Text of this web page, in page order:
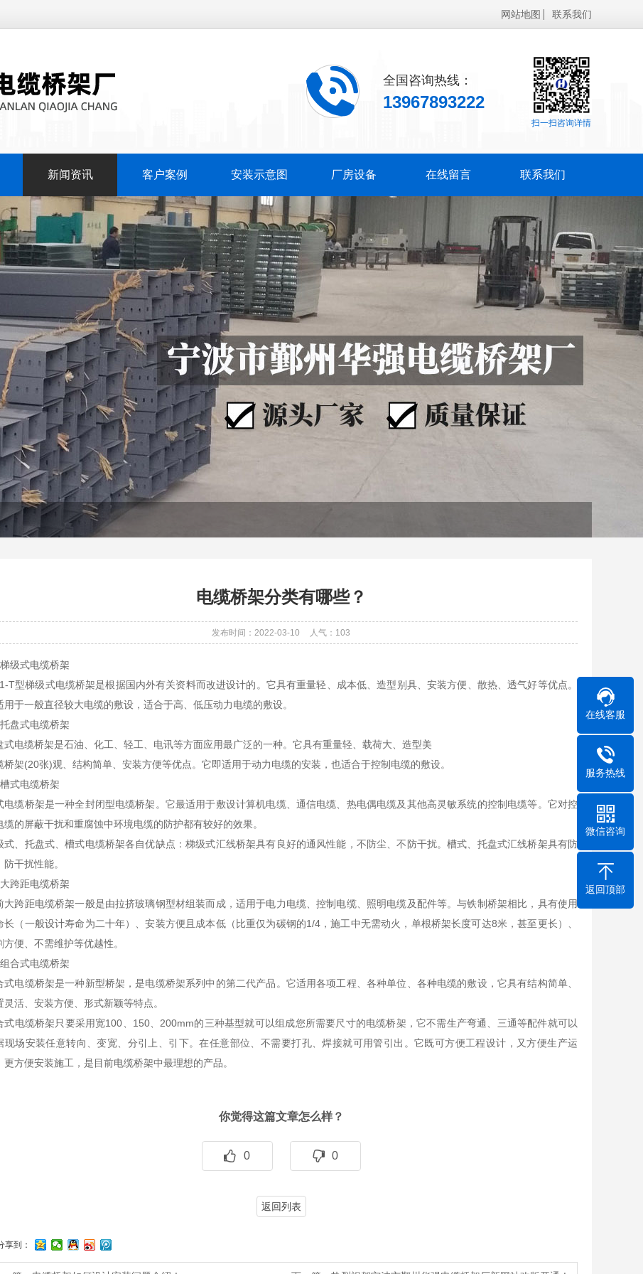
网站地图 联系我们
扫一扫咨询详情
全国咨询热线：
13967893222
新闻资讯 客户案例 安装示意图 厂房设备 在线留言 联系我们
电缆桥架分类有哪些？
发布时间：2022-03-10 人气： 103
级式电缆桥架
T型梯级式电缆桥架是根据国内外有关资料而改进设计的。它具有重量轻、成本低、造型别具、安装方便、散热、透气好等优点。
用于一般直径较大电缆的敷设，适合于高、低压动力电缆的敷设。
盘式电缆桥架
式电缆桥架是石油、化工、轻工、电讯等方面应用最广泛的一种。它具有重量轻、载荷大、造型美
桥架(20张)观、结构简单、安装方便等优点。它即适用于动力电缆的安装，也适合于控制电缆的敷设。
式电缆桥架
电缆桥架是一种全封闭型电缆桥架。它最适用于敷设计算机电缆、通信电缆、热电偶电缆及其他高灵敏系统的控制电缆等。它对控
缆的屏蔽干扰和重腐蚀中环境电缆的防护都有较好的效果。
式、托盘式、槽式电缆桥架各自优缺点：梯级式汇线桥架具有良好的通风性能，不防尘、不防干扰。槽式、托盘式汇线桥架具有防
防干扰性能。
跨距电缆桥架
大跨距电缆桥架一般是由拉挤玻璃钢型材组装而成，适用于电力电缆、控制电缆、照明电缆及配件等。与铁制桥架相比，具有使用
长（一般设计寿命为二十年）、安装方便且成本低（比重仅为碳钢的1/4，施工中无需动火，单根桥架长度可达8米，甚至更长）、
方便、不需维护等优越性。
合式电缆桥架
式电缆桥架是一种新型桥架，是电缆桥架系列中的第二代产品。它适用各项工程、各种单位、各种电缆的敷设，它具有结构简单、
灵活、安装方便、形式新颖等特点。
式电缆桥架只要采用宽100、150、200mm的三种基型就可以组成您所需要尺寸的电缆桥架，它不需生产弯通、三通等配件就可以
现场安装任意转向、变宽、分引上、引下。在任意部位、不需要打孔、焊接就可用管引出。它既可方便工程设计，又方便生产运
更方便安装施工，是目前电缆桥架中最理想的产品。
你觉得这篇文章怎么样？
0 0
返回列表
享到：
在线客服
服务热线
微信咨询
返回顶部